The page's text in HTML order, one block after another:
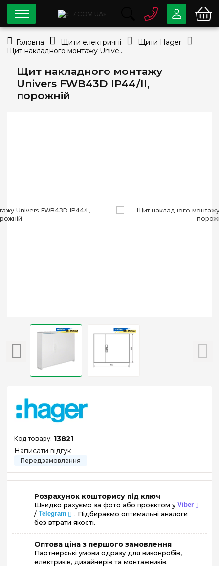
Щит накладного монтажу
Univers FWB43D IP44/II,
порожній
13821
Написати відгук
Розрахунок кошторису під ключ
Швидко рахуємо за фото або проєктом у Viber
/ Telegram
. Підбираємо оптимальні аналоги
без втрати якості.
Оптова ціна з першого замовлення
Партнерські умови одразу для виконробів,
електриків, дизайнерів та монтажників.
0 800 33-63-07
Безкоштовно
info@e7.com.ua
044334-79-78
Viber Telegram
Головна Щити електричні
Щити Hager
Щит накладного монтажу Univers FWB43D IP44/II, порожній